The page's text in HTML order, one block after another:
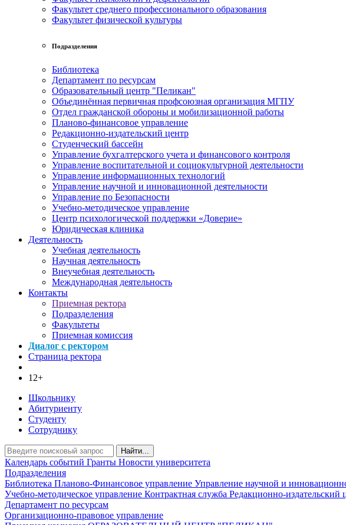
Факультет среднего профессионального образования
Факультет физической культуры
Подразделения
Библиотека
Департамент по ресурсам
Образовательный центр "Пеликан"
Объединённая первичная профсоюзная организация МГПУ
Отдел гражданской обороны и мобилизационной работы
Планово-финансовое управление
Редакционно-издательский центр
Студенческий бассейн
Управление бухгалтерского учета и финансового контроля
Управление воспитательной и социокультурной деятельности
Управление информационных технологий
Управление научной и инновационной деятельности
Управление по Безопасности
Учебно-методическое управление
Центр психологической поддержки «Доверие»
Юридическая клиника
Деятельность
Учебная деятельность
Научная деятельность
Внеучебная деятельность
Международная деятельность
Контакты
Приемная ректора
Подразделения
Факультеты
Приемная комиссия
Диалог с ректором
Страница ректора
12+
Школьнику
Абитуриенту
Студенту
Сотруднику
Найти...
Календарь событий Гранты Новости университета
Подразделения
Библиотека Планово-Финансовое управление Управление научной и
Учебно-методическое управление Контрактная служба Редакционно-издательский
Департамент по ресурсам
Организационно-правовое управление